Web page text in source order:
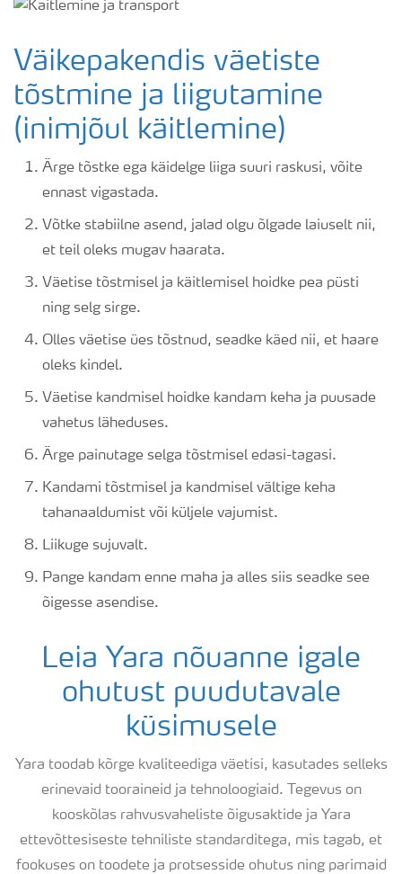
Väikepakendis väetiste
tõstmine ja liigutamine
(inimjõul käitlemine)
Ärge tõstke ega käidelge liiga suuri raskusi, võite
ennast vigastada.
Võtke stabiilne asend, jalad olgu õlgade laiuselt nii,
et teil oleks mugav haarata.
Väetise tõstmisel ja käitlemisel hoidke pea püsti
ning selg sirge.
Olles väetise ües tõstnud, seadke käed nii, et haare
oleks kindel.
Väetise kandmisel hoidke kandam keha ja puusade
vahetus läheduses.
Ärge painutage selga tõstmisel edasi-tagasi.
Kandami tõstmisel ja kandmisel vältige keha
tahanaaldumist või küljele vajumist.
Liikuge sujuvalt.
Pange kandam enne maha ja alles siis seadke see
õigesse asendise.
Leia Yara nõuanne igale
ohutust puudutavale
küsimusele
Yara toodab kõrge kvaliteediga väetisi, kasutades selleks
erinevaid tooraineid ja tehnoloogiaid. Tegevus on
kooskõlas rahvusvaheliste õigusaktide ja Yara
ettevõttesiseste tehniliste standarditega, mis tagab, et
fookuses on toodete ja protsesside ohutus ning parimaid